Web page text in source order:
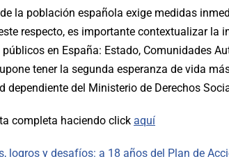
la población española exige medidas
respecto, es importante contextualizar la
en España: Estado, Comunidades
tener la segunda esperanza de vida
dependiente del Ministerio de Derechos
completa haciendo click aquí
logros y desafíos: a 18 años del Plan de